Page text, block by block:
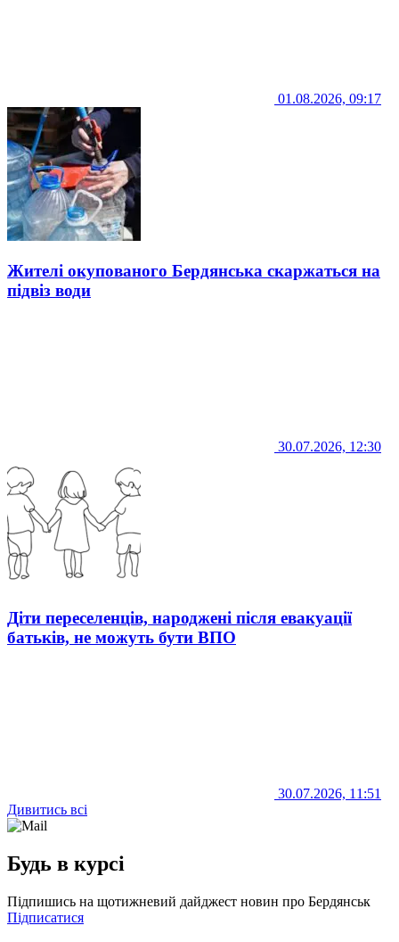
01.08.2026, 09:17
Жителі окупованого Бердянська скаржаться на
підвіз води
30.07.2026, 12:30
Діти переселенців, народжені після евакуації
батьків, не можуть бути ВПО
30.07.2026, 11:51
Дивитись всі
Будь в курсі
Підпишись на щотижневий дайджест новин про Бердянськ
Підписатися